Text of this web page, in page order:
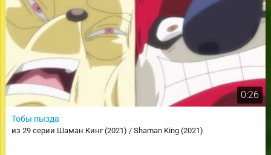
0:26
Тобы пызда
из 29 серии Шаман Кинг (2021) / Shaman King (2021)